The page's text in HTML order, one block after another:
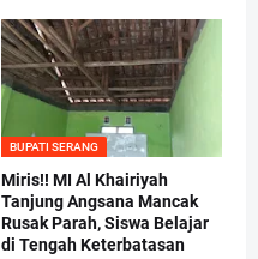
BUPATI SERANG
Miris!! MI Al Khairiyah
Tanjung Angsana Mancak
Rusak Parah, Siswa Belajar
di Tengah Keterbatasan